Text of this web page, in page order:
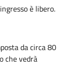
è libero.
da circa 80
che vedrà